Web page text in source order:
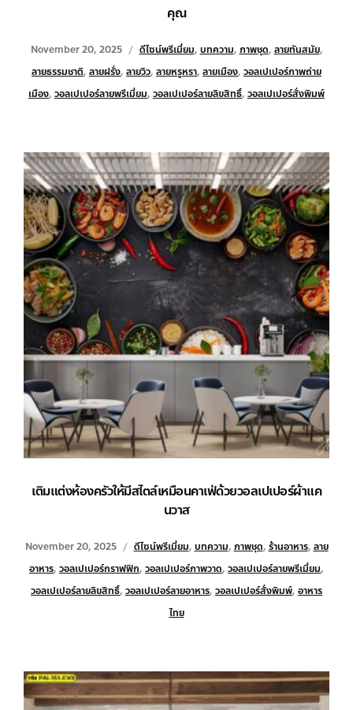
คุณ
November 20, 2025 ดีไซน์พรีเมี่ยม, บทความ, ภาพชุด, ลายทันสมัย,
ลายธรรมชาติ, ลายฝรั่ง, ลายวิว, ลายหรูหรา, ลายเมือง, วอลเปเปอร์ภาพถ่าย
เมือง, วอลเปเปอร์ลายพรีเมี่ยม, วอลเปเปอร์ลายลิขสิทธิ์, วอลเปเปอร์สั่งพิมพ์
เติมแต่งห้องครัวให้มีสไตล์เหมือนคาเฟ่ด้วยวอลเปเปอร์ผ้าแค
นวาส
November 20, 2025 ดีไซน์พรีเมี่ยม, บทความ, ภาพชุด, ร้านอาหาร, ลาย
อาหาร, วอลเปเปอร์กราฟฟิก, วอลเปเปอร์ภาพวาด, วอลเปเปอร์ลายพรีเมี่ยม,
วอลเปเปอร์ลายลิขสิทธิ์, วอลเปเปอร์ลายอาหาร, วอลเปเปอร์สั่งพิมพ์, อาหาร
ไทย